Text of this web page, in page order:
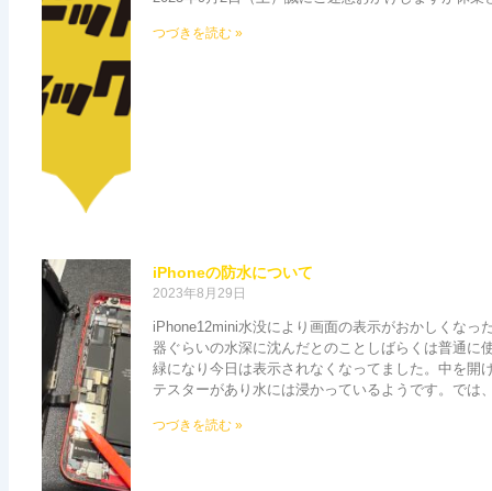
つづきを読む »
iPhoneの防水について
2023年8月29日
iPhone12mini水没により画面の表示がおかしくなっ
器ぐらいの水深に沈んだとのことしばらくは普通に
緑になり今日は表示されなくなってました。中を開
テスターがあり水には浸かっているようです。では
つづきを読む »